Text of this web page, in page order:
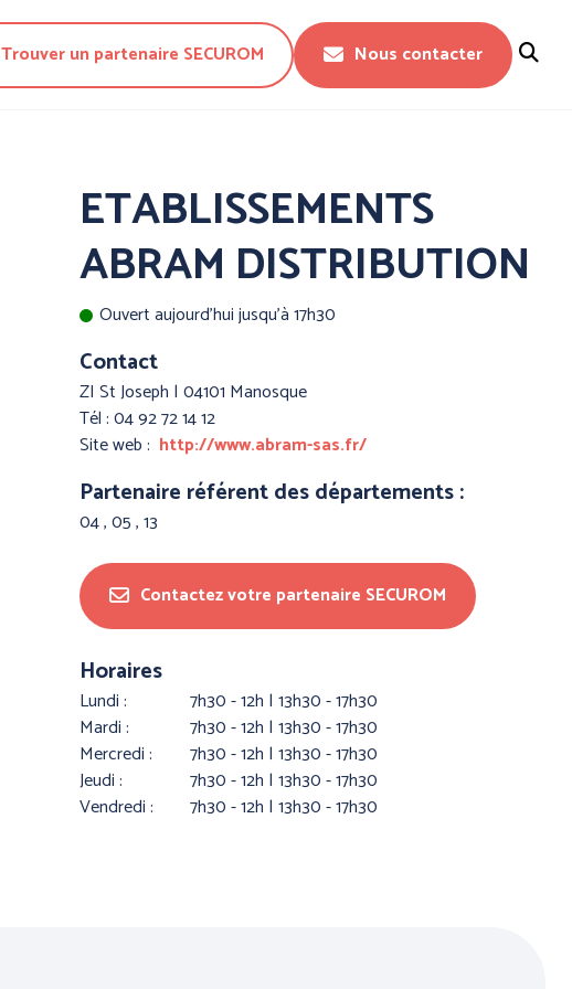
Trouver un partenaire SECUROM Nous contacter
PROTECTION DU
CORPS - WORKWEAR
PROTECTION DU
CORPS - TECHNIQUE -
ANTICHUTE HYGIENE
ETABLISSEMENTS
ABRAM DISTRIBUTION
Ouvert aujourd'hui jusqu'à 17h30
Contact
ZI St Joseph | 04101 Manosque
Tél : 04 92 72 14 12
Site web : http://www.abram-sas.fr/
Partenaire référent des départements :
04 , 05 , 13
Contactez votre partenaire SECUROM
Horaires
lundi :
7h30 - 12h | 13h30 - 17h30
mardi :
7h30 - 12h | 13h30 - 17h30
mercredi :
7h30 - 12h | 13h30 - 17h30
jeudi :
7h30 - 12h | 13h30 - 17h30
vendredi :
7h30 - 12h | 13h30 - 17h30